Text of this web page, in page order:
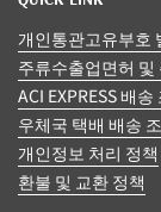
개인통관고유부호
주류수출업면허
ACI EXPRESS 배송
우체국 택배 배송
개인정보 처리 정책
환불 및 교환 정책